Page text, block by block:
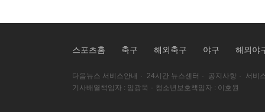
스포츠홈 축구 해외축구 야구 해외야
다음뉴스 서비스안내 · 24시간 뉴스센터 · 공지사항 ·
서비
기사배열책임자 : 임광욱 · 청소년보호책임자 : 이호원